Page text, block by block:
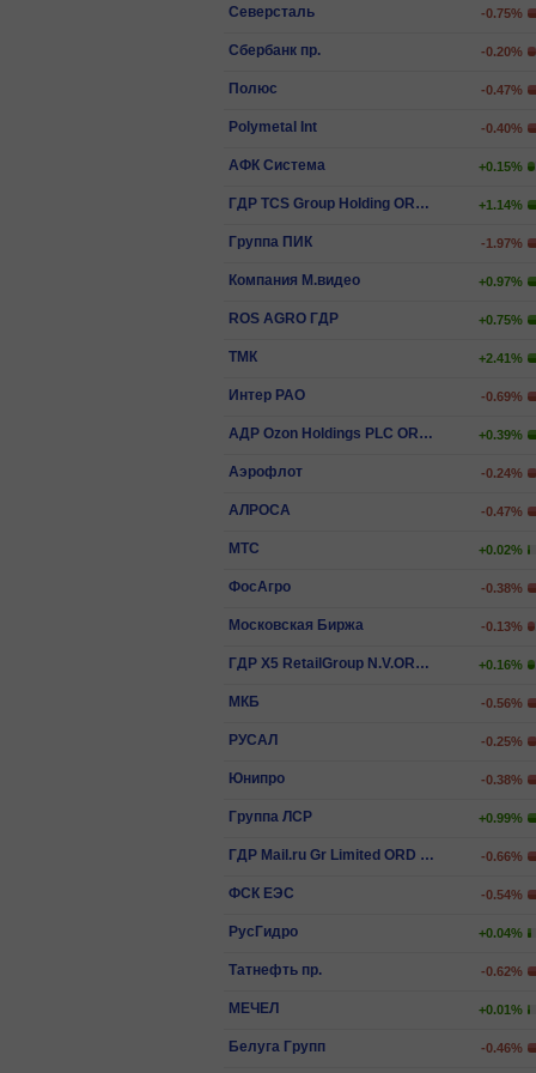
Северсталь -0.75%
Сбербанк пр. -0.20%
Полюс -0.47%
Polymetal Int -0.40%
АФК Система +0.15%
ГДР TCS Group Holding ORD SHS +1.14%
Группа ПИК -1.97%
Компания М.видео +0.97%
ROS AGRO ГДР +0.75%
ТМК +2.41%
Интер РАО -0.69%
АДР Ozon Holdings PLC ORD SHS +0.39%
Аэрофлот -0.24%
АЛРОСА -0.47%
МТС +0.02%
ФосАгро -0.38%
Московская Биржа -0.13%
ГДР X5 RetailGroup N.V.ORD SHS +0.16%
МКБ -0.56%
РУСАЛ -0.25%
Юнипро -0.38%
Группа ЛСР +0.99%
ГДР Mail.ru Gr Limited ORD SHS -0.66%
ФСК ЕЭС -0.54%
РусГидро +0.04%
Татнефть пр. -0.62%
МЕЧЕЛ +0.01%
Белуга Групп -0.46%